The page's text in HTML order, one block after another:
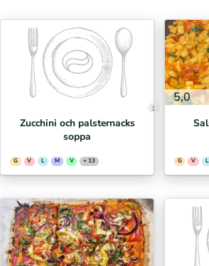
1
Zucchini och palsternacks
soppa
G V L M V + 13
5,0
G V L